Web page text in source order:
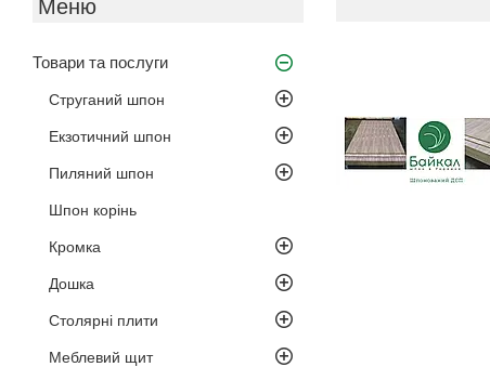
Товари та послуги
Струганий шпон
Екзотичний шпон
Пиляний шпон
Шпон корінь
Кромка
Дошка
Столярні плити
Меблевий щит